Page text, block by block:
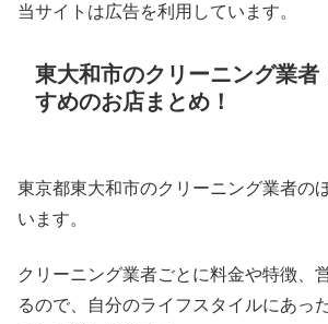
当サイトは広告を利用しています。
東大和市のクリーニング業者
すめのお店まとめ！
東京都東大和市のクリーニング業者の
います。
クリーニング業者ごとに料金や特徴、
るので、自分のライフスタイルにあっ